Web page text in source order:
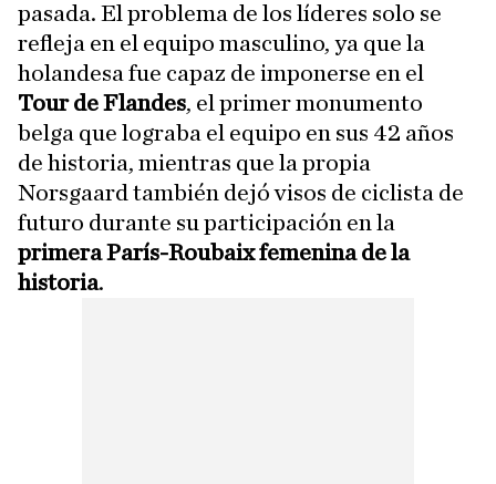
pasada. El problema de los líderes solo se
refleja en el equipo masculino, ya que la
holandesa fue capaz de imponerse en el
Tour de Flandes, el primer monumento
belga que lograba el equipo en sus 42 años
de historia, mientras que la propia
Norsgaard también dejó visos de ciclista de
futuro durante su participación en la
primera París-Roubaix femenina de la
historia.